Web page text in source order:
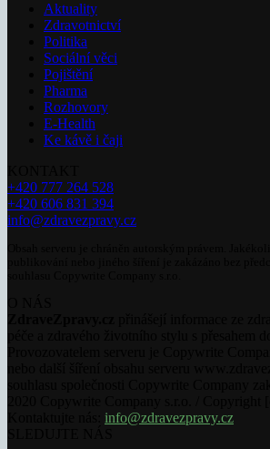
Aktuality
Zdravotnictví
Politika
Sociální věci
Pojištění
Pharma
Rozhovory
E-Health
Ke kávě i čaji
+420 777 264 528
+420 606 831 394
info@zdravezpravy.cz
info@zdravezpravy.cz